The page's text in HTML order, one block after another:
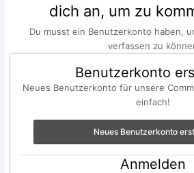
dich an, um zu
Du musst ein Benutzerkonto haben,
verfassen zu
Benutzerkonto
Neues Benutzerkonto für unsere
einfach!
Neues Benutzerkonto
Anmelden